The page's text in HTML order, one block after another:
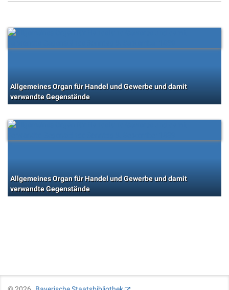
Allgemeines Organ für Handel und Gewerbe und damit
verwandte Gegenstände
Allgemeines Organ für Handel und Gewerbe und damit
verwandte Gegenstände